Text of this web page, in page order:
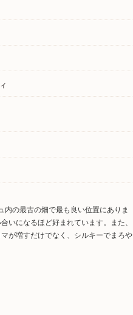
の最古の畑で最も良い位置にありま
いになるほど好まれています。また、
が増すだけでなく、シルキーでまろや